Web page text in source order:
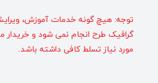
توجه: هیچ گونه خدمات آموزش،
گرافیک طرح انجام نمی شود و خریدار
مورد نیاز تسلط کافی داشته باشد.